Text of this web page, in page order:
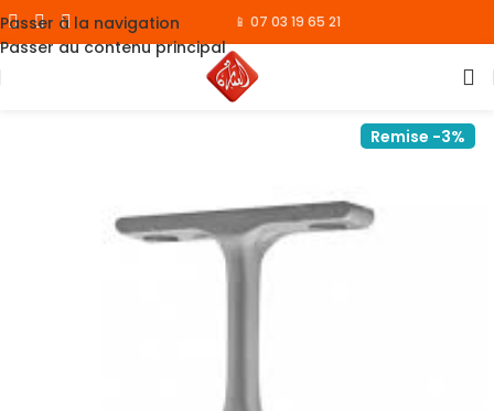
Passer à la navigation
Passer au contenu principal
📱 07 03 19 65 21
Remise -3%